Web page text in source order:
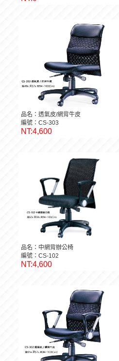
品名：透氣皮/網背牛皮
編號：CS-303
NT:4,600
品名：中網背辦公椅
編號：CS-102
NT:4,600